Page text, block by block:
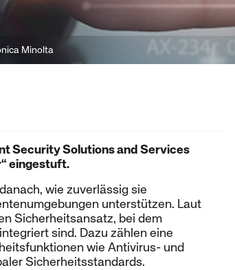
Minolta
Security Solutions and Services
eingestuft.
wie zuverlässig sie
unterstützen. Laut
Sicherheitsansatz, bei dem
sind. Dazu zählen eine
wie Antivirus- und
Sicherheitsstandards.